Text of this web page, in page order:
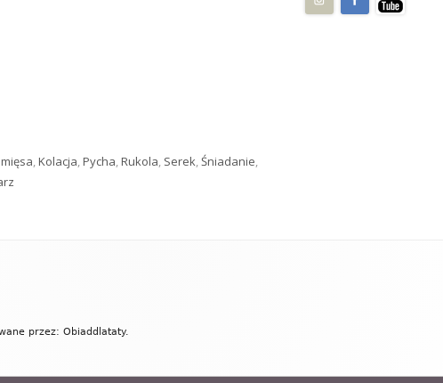
pomidorami"
,Kolacja,Pycha,Rukola, Serek,Śniadanie,
przez: Obiaddlataty.